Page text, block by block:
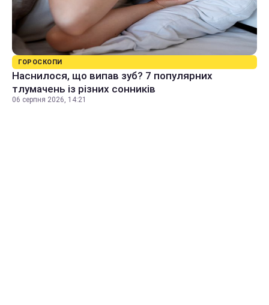
ГОРОСКОПИ
Наснилося, що випав зуб? 7 популярних
тлумачень із різних сонників
06 серпня 2026, 14:21